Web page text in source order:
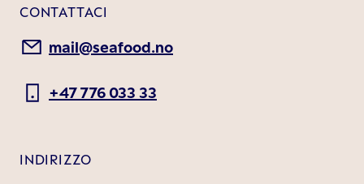
CONTATTACI
mail@seafood.no
+47 776 033 33
INDIRIZZO